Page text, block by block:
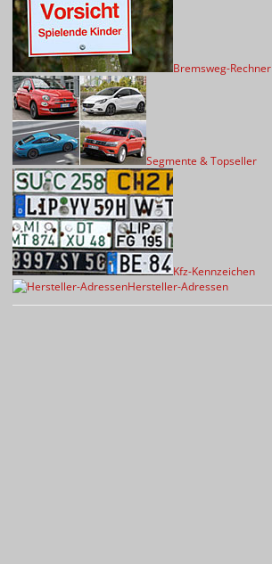
Bremsweg-Rechner
Segmente & Topseller
Kfz-Kennzeichen
Hersteller-Adressen